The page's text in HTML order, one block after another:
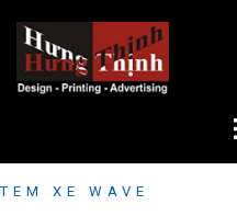
content
TEM XE WAVE